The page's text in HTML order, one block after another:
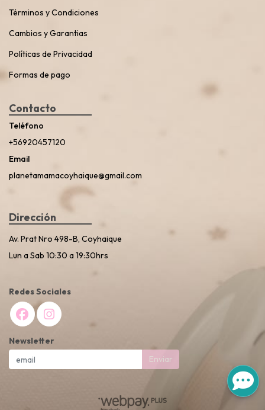
Términos y Condiciones
Cambios y Garantias
Políticas de Privacidad
Formas de pago
Contacto
Teléfono
+56920457120
Email
planetamamacoyhaique@gmail.com
Dirección
Av. Prat Nro 498-B, Coyhaique
Lun a Sab 10:30 a 19:30hrs
Redes Sociales
Newsletter
Enviar